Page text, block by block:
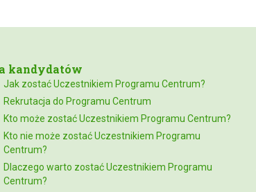
kandydatów
Jak zostać Uczestnikiem Programu Centrum?
Rekrutacja do Programu Centrum
Kto może zostać Uczestnikiem Programu Centrum?
Kto nie może zostać Uczestnikiem Programu
Centrum?
Dlaczego warto zostać Uczestnikiem Programu
Centrum?